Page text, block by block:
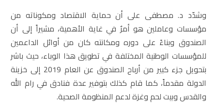
وشدّد د. مصطفى على أن حماية الاقتصاد ومكوناته من
مؤسسات وعاملين هو أمرٌ في غاية الأهمية، مشيراً إلى أن
الصندوق وبناءً على دوره ومكانته كان من أوائل الداعمين
للمؤسسات الوطنية المختلفة في تطويق هذا الوباء، حيث باشر
بتحويل جزء كبير من أرباح الصندوق عن العام 2019 إلى خزينة
الدولة مقدماً، كما قام كذلك بتوفير عدة فنادق في رام الله
والقدس وبيت لحم وغزة لدعم المنظومة الصحية.